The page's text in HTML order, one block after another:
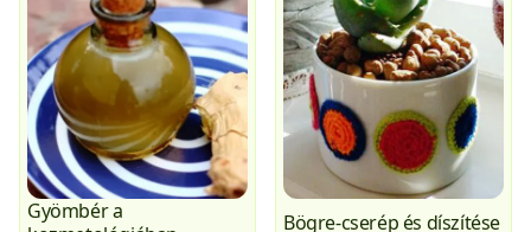
Gyömbér a
Bögre-cserép és díszítése